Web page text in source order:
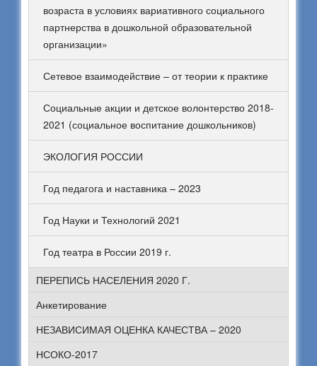
возраста в условиях вариативного социального
партнерства в дошкольной образовательной
организации»
Сетевое взаимодействие – от теории к практике
Социальные акции и детское волонтерство 2018-
2021 (социальное воспитание дошкольников)
ЭКОЛОГИЯ РОССИИ
Год педагога и наставника – 2023
Год Науки и Технологий 2021
Год театра в России 2019 г.
ПЕРЕПИСЬ НАСЕЛЕНИЯ 2020 Г.
Анкетирование
НЕЗАВИСИМАЯ ОЦЕНКА КАЧЕСТВА – 2020
НСОКО-2017